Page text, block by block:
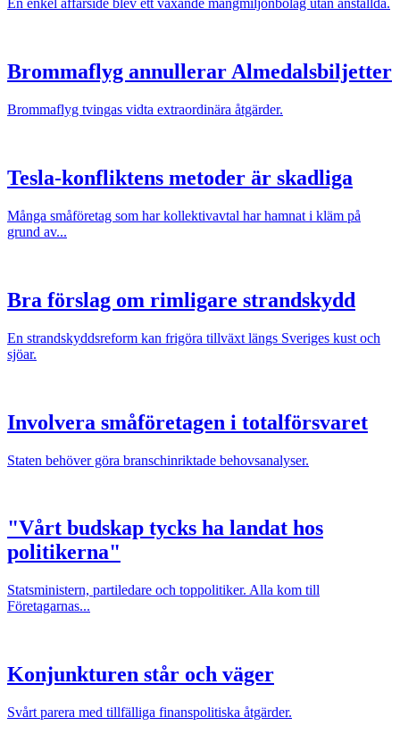
En enkel affärsidé blev ett växande mångmiljonbolag utan anställda.
Brommaflyg annullerar Almedalsbiljetter
Brommaflyg tvingas vidta extraordinära åtgärder.
Tesla-konfliktens metoder är skadliga
Många småföretag som har kollektivavtal har hamnat i kläm på
grund av...
Bra förslag om rimligare strandskydd
En strandskyddsreform kan frigöra tillväxt längs Sveriges kust och
sjöar.
Involvera småföretagen i totalförsvaret
Staten behöver göra branschinriktade behovsanalyser.
"Vårt budskap tycks ha landat hos
politikerna"
Statsministern, partiledare och toppolitiker. Alla kom till
Företagarnas...
Konjunkturen står och väger
Svårt parera med tillfälliga finanspolitiska åtgärder.